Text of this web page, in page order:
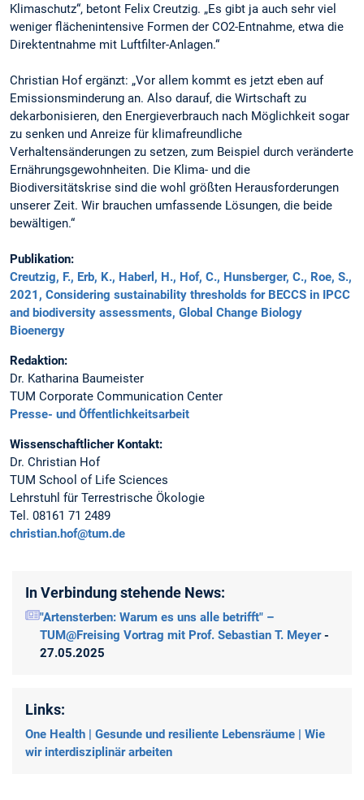
Klimaschutz“, betont Felix Creutzig. „Es gibt ja auch sehr viel
weniger flächenintensive Formen der CO2-Entnahme, etwa die
Direktentnahme mit Luftfilter-Anlagen.“
Christian Hof ergänzt: „Vor allem kommt es jetzt eben auf
Emissionsminderung an. Also darauf, die Wirtschaft zu
dekarbonisieren, den Energieverbrauch nach Möglichkeit sogar
zu senken und Anreize für klimafreundliche
Verhaltensänderungen zu setzen, zum Beispiel durch veränderte
Ernährungsgewohnheiten. Die Klima- und die
Biodiversitätskrise sind die wohl größten Herausforderungen
unserer Zeit. Wir brauchen umfassende Lösungen, die beide
bewältigen.“
Publikation:
Creutzig, F., Erb, K., Haberl, H., Hof, C., Hunsberger, C., Roe, S.,
2021, Considering sustainability thresholds for BECCS in IPCC
and biodiversity assessments, Global Change Biology
Bioenergy
Redaktion:
Dr. Katharina Baumeister
TUM Corporate Communication Center
Presse- und Öffentlichkeitsarbeit
Wissenschaftlicher Kontakt:
Dr. Christian Hof
TUM School of Life Sciences
Lehrstuhl für Terrestrische Ökologie
Tel. 08161 71 2489
christian.hof@tum.de
In Verbindung stehende News:
"Artensterben: Warum es uns alle betrifft" –
TUM@Freising Vortrag mit Prof. Sebastian T. Meyer-
27.05.2025
Links:
One Health | Gesunde und resiliente Lebensräume | Wie
wir interdisziplinär arbeiten